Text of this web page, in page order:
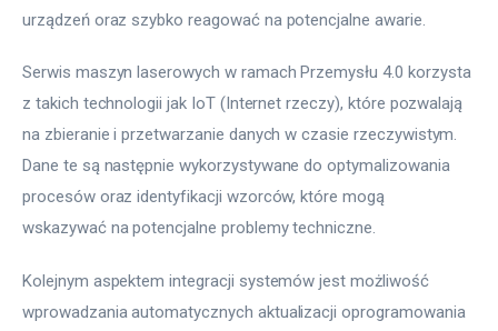
urządzeń oraz szybko reagować na potencjalne awarie.
Serwis maszyn laserowych w ramach Przemysłu 4.0 korzysta
z takich technologii jak IoT (Internet rzeczy), które pozwalają
na zbieranie i przetwarzanie danych w czasie rzeczywistym.
Dane te są następnie wykorzystywane do optymalizowania
procesów oraz identyfikacji wzorców, które mogą
wskazywać na potencjalne problemy techniczne.
Kolejnym aspektem integracji systemów jest możliwość
wprowadzania automatycznych aktualizacji oprogramowania